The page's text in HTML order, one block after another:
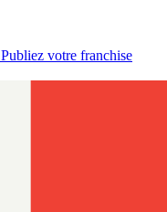
Publiez votre franchise